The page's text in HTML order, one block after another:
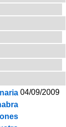
04/09/2009